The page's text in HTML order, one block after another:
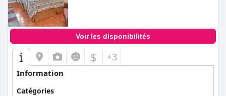
Voir les disponibilités
$ +3
Information
Catégories